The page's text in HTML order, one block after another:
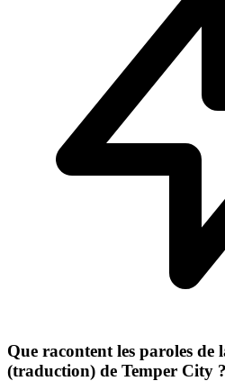
Que racontent les paroles de
(traduction) de Temper City ?